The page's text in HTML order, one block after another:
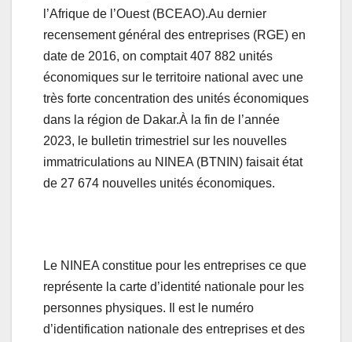
l’Afrique de l’Ouest (BCEAO).Au dernier
recensement général des entreprises (RGE) en
date de 2016, on comptait 407 882 unités
économiques sur le territoire national avec une
très forte concentration des unités économiques
dans la région de Dakar.À la fin de l’année
2023, le bulletin trimestriel sur les nouvelles
immatriculations au NINEA (BTNIN) faisait état
de 27 674 nouvelles unités économiques.
Le NINEA constitue pour les entreprises ce que
représente la carte d’identité nationale pour les
personnes physiques. Il est le numéro
d’identification nationale des entreprises et des